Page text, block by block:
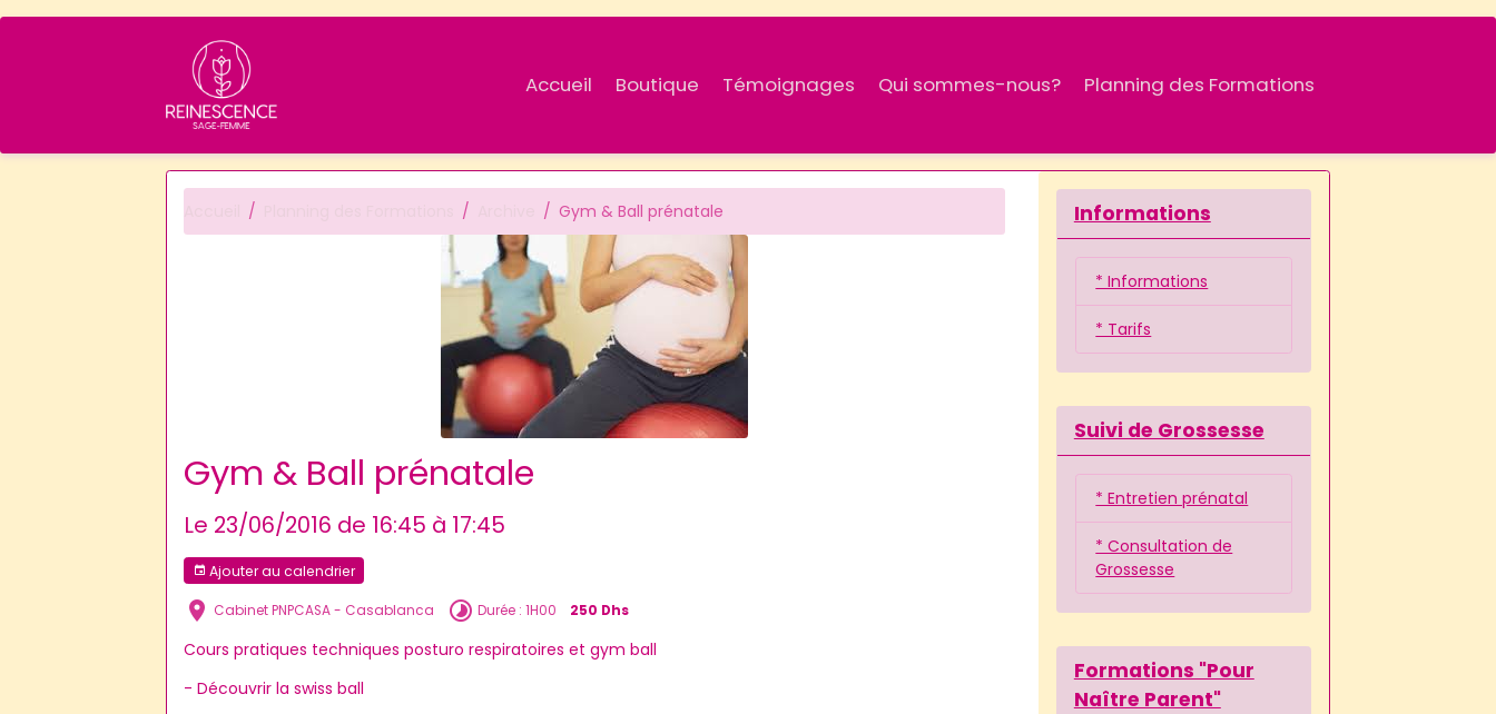
Accueil Boutique Témoignages Qui sommes-nous? Planning des Formations
Gym & Ball prénatale
Gym & Ball prénatale
Le 23/06/2016 de 16:45 à 17:45
Ajouter au calendrier
Cabinet PNPCASA - Casablanca Durée : 1H00 250 Dhs
Cours pratiques techniques posturo respiratoires et gym ball
- Découvrir la swiss ball
Informations
* Informations
* Tarifs
Suivi de Grossesse
* Entretien prénatal
* Consultation de
Grossesse
Formations "Pour
Naître Parent"